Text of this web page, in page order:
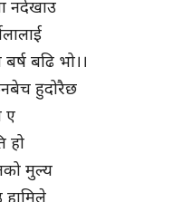
नदेखाउ
बढि भो।।
हुदोरैछ
ए
हो
मुल्य
हामिले